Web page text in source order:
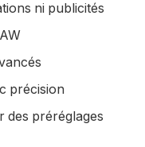
ni publicités
précision
des préréglages